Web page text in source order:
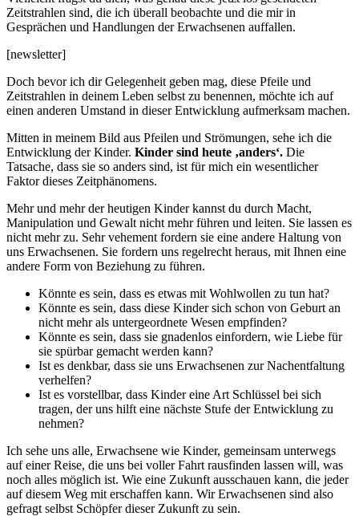
Zeitstrahlen sind, die ich überall beobachte und die mir in
Gesprächen und Handlungen der Erwachsenen auffallen.
[newsletter]
Doch bevor ich dir Gelegenheit geben mag, diese Pfeile und
Zeitstrahlen in deinem Leben selbst zu benennen, möchte ich auf
einen anderen Umstand in dieser Entwicklung aufmerksam machen.
Mitten in meinem Bild aus Pfeilen und Strömungen, sehe ich die
Entwicklung der Kinder. Kinder sind heute ‚anders‘. Die
Tatsache, dass sie so anders sind, ist für mich ein wesentlicher
Faktor dieses Zeitphänomens.
Mehr und mehr der heutigen Kinder kannst du durch Macht,
Manipulation und Gewalt nicht mehr führen und leiten. Sie lassen es
nicht mehr zu. Sehr vehement fordern sie eine andere Haltung von
uns Erwachsenen. Sie fordern uns regelrecht heraus, mit Ihnen eine
andere Form von Beziehung zu führen.
Könnte es sein, dass es etwas mit Wohlwollen zu tun hat?
Könnte es sein, dass diese Kinder sich schon von Geburt an
nicht mehr als untergeordnete Wesen empfinden?
Könnte es sein, dass sie gnadenlos einfordern, wie Liebe für
sie spürbar gemacht werden kann?
Ist es denkbar, dass sie uns Erwachsenen zur Nachentfaltung
verhelfen?
Ist es vorstellbar, dass Kinder eine Art Schlüssel bei sich
tragen, der uns hilft eine nächste Stufe der Entwicklung zu
nehmen?
Ich sehe uns alle, Erwachsene wie Kinder, gemeinsam unterwegs
auf einer Reise, die uns bei voller Fahrt rausfinden lassen will, was
noch alles möglich ist. Wie eine Zukunft ausschauen kann, die jeder
auf diesem Weg mit erschaffen kann. Wir Erwachsenen sind also
gefragt selbst Schöpfer dieser Zukunft zu sein.